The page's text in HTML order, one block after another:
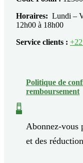
Horaires: Lundi –
12h00 à 18h00
Service clients :
Politique de
remboursement
Abonnez-vous
et des